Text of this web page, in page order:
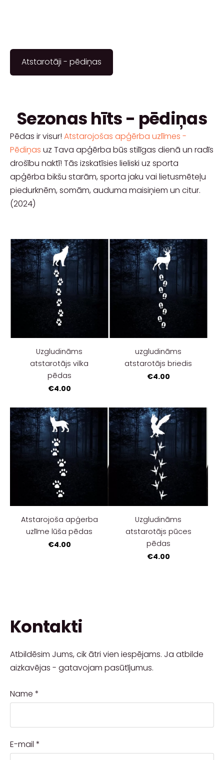
​Atstarotāji - pēdiņas​
Sezonas hīts - pēdiņas
Pēdas ir visur! Atstarojošas apģērba uzlīmes -
Pēdiņas uz Tava apģērba būs stilīgas dienā un radīs
drošību naktī! Tās izskatīsies lieliski uz sporta
apģērba bikšu starām, sporta jaku vai lietusmēteļu
piedurknēm, somām, auduma maisiņiem un citur.
(2024)
Uzgludināms
atstarotājs vilka
pēdas
€4.00
uzgludināms
atstarotājs briedis
€4.00
Atstarojoša apģerba
uzlīme lūša pēdas
€4.00
Uzgludināms
atstarotājs pūces
pēdas
€4.00
Kontakti
Atbildēsim Jums, cik ātri vien iespējams. Ja atbilde
aizkavējas - gatavojam pasūtījumus.
Name *
E-mail *